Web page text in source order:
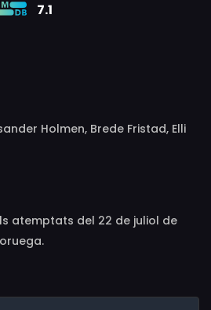
7.1
Holmen, Brede Fristad, Elli
Solveig Koløen Birkeland,
Solveig Koloen Birkeland,
Müller Osborne, Jenny
Tran, Torkel D. Soldal, Karoline
Tamanna Agnihotri, Yngve
Ann Iren Ødeby
atemptats del 22 de juliol de